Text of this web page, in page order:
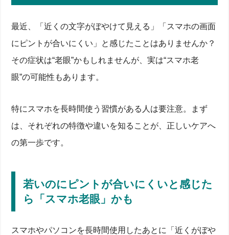
最近、「近くの文字がぼやけて見える」「スマホの画面
にピントが合いにくい」と感じたことはありませんか？
その症状は“老眼”かもしれませんが、実は“スマホ老
眼”の可能性もあります。
特にスマホを長時間使う習慣がある人は要注意。まず
は、それぞれの特徴や違いを知ることが、正しいケアへ
の第一歩です。
若いのにピントが合いにくいと感じた
ら「スマホ老眼」かも
スマホやパソコンを長時間使用したあとに「近くがぼや